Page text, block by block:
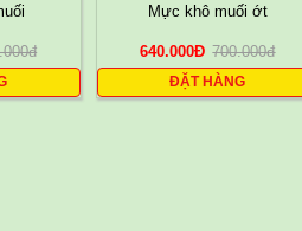
đ
Mực khô muối ớt
640.000Đ 700.000đ
ĐẶT HÀNG